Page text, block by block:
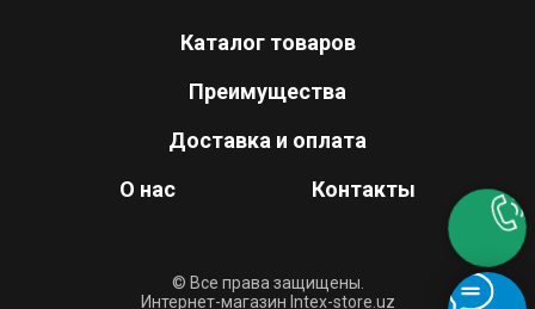
Каталог товаров
Преимущества
Доставка и оплата
О нас
Контакты
© Все права защищены.
Интернет-магазин Intex-store.uz